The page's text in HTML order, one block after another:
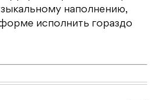
наполнению,
исполнить гораздо